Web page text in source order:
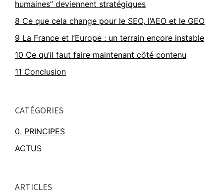
humaines” deviennent stratégiques
8 Ce que cela change pour le SEO, l’AEO et le GEO
9 La France et l’Europe : un terrain encore instable
10 Ce qu’il faut faire maintenant côté contenu
11 Conclusion
CATÉGORIES
0. PRINCIPES
ACTUS
ARTICLES